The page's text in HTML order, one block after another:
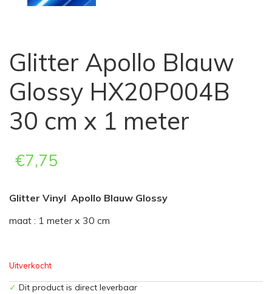
Glitter Apollo Blauw
Glossy HX20P004B
30 cm x 1 meter
€7,75
Glitter Vinyl Apollo Blauw Glossy
maat : 1 meter x 30 cm
Uitverkocht
✓ Dit product is direct leverbaar